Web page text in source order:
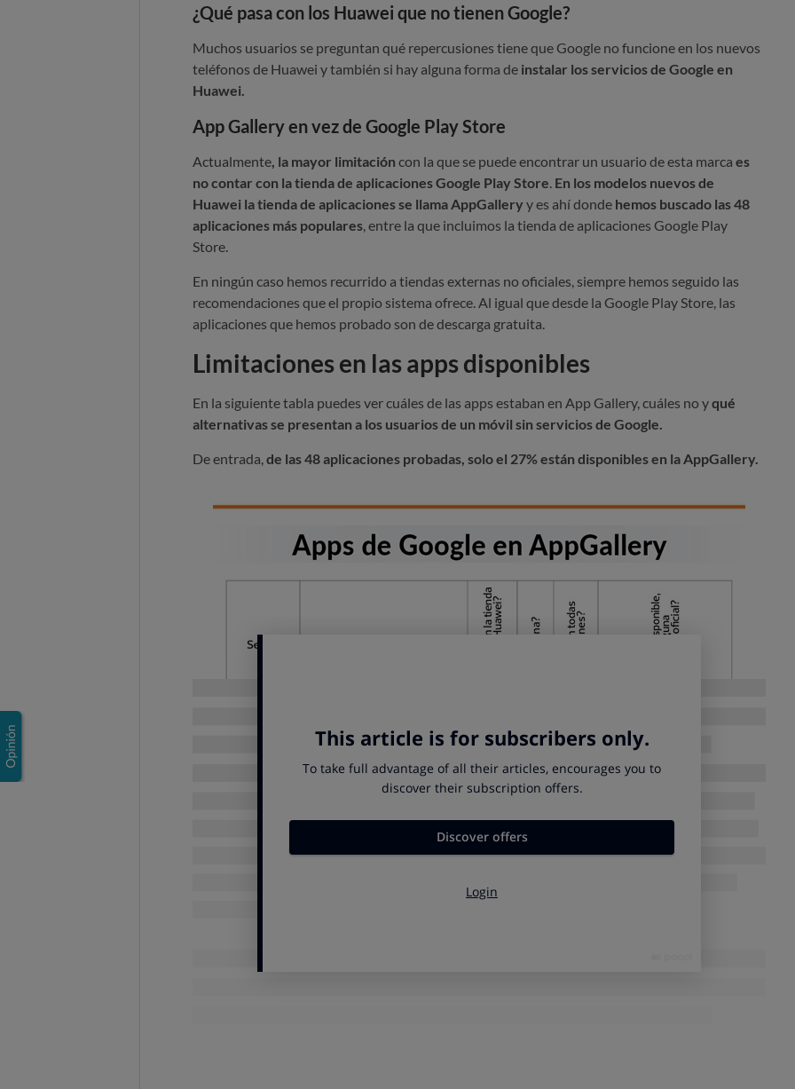
¿Qué pasa con los Huawei que no tienen Google?
Muchos usuarios se preguntan qué repercusiones tiene que Google no funcione en los nuevos
teléfonos de Huawei y también si hay alguna forma de instalar los servicios de Google en
Huawei.
App Gallery en vez de Google Play Store
Actualmente, la mayor limitación con la que se puede encontrar un usuario de esta marca es
no contar con la tienda de aplicaciones Google Play Store En los modelos nuevos de
Huawei la tienda de aplicaciones se llama AppGallery y es ahí donde hemos buscado las 48
aplicaciones más populares, entre la que incluimos la tienda de aplicaciones Google Play
Store.
En ningún caso hemos recurrido a tiendas externas no oficiales, siempre hemos seguido las
recomendaciones que el propio sistema ofrece. Al igual que desde la Google Play Store, las
aplicaciones que hemos probado son de descarga gratuita.
Limitaciones en las apps disponibles
En la siguiente tabla puedes ver cuáles de las apps estaban en App Gallery, cuáles no yqué
alternativas se presentan a los usuarios de un móvil sin servicios de Google.
De entrada, de las 48 aplicaciones probadas, solo el 27%están disponibles en la AppGallery.